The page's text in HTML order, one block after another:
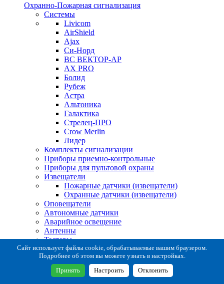
Охранно-Пожарная сигнализация
Системы
Livicom
AirShield
Ajax
Си-Норд
ВС ВЕКТОР-АР
AX PRO
Болид
Рубеж
Астра
Альтоника
Галактика
Стрелец-ПРО
Crow Merlin
Лидер
Комплекты сигнализации
Приборы приемно-контрольные
Приборы для пультовой охраны
Извещатели
Пожарные датчики (извещатели)
Охранные датчики (извещатели)
Оповещатели
Автономные датчики
Аварийное освещение
Антенны
Тестеры
Система сбора извещений
Расходные и монтажные материалы
Коробки коммутационные
Кронштейны для извещателей
Сайт использует файлы cookie, обрабатываемые вашим браузером.
Подробнее об этом вы можете узнать в настройках.
Принять Настроить Отклонить